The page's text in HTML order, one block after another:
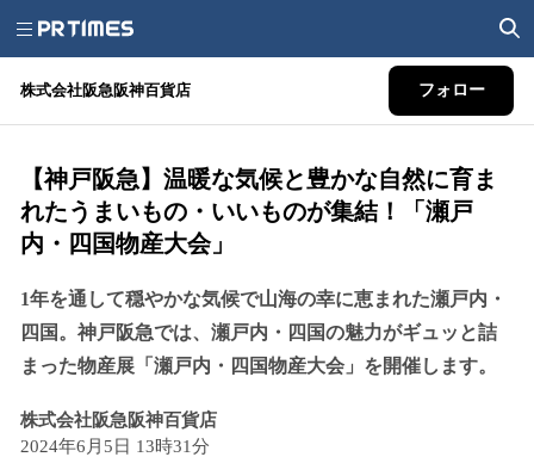
株式会社阪急阪神百貨店 フォロー
【神戸阪急】温暖な気候と豊かな自然に育ま
れたうまいもの・いいものが集結！「瀬戸
内・四国物産大会」
1年を通して穏やかな気候で山海の幸に恵まれた瀬戸内・
四国。神戸阪急では、瀬戸内・四国の魅力がギュッと詰
まった物産展「瀬戸内・四国物産大会」を開催します。
株式会社阪急阪神百貨店
2024年6月5日 13時31分